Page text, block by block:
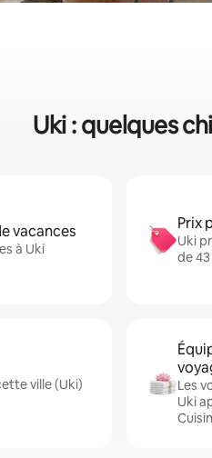
Uki : quelques
vacances
à Uki
Prix
Uki
de
ville (Uki)
Les
Uki